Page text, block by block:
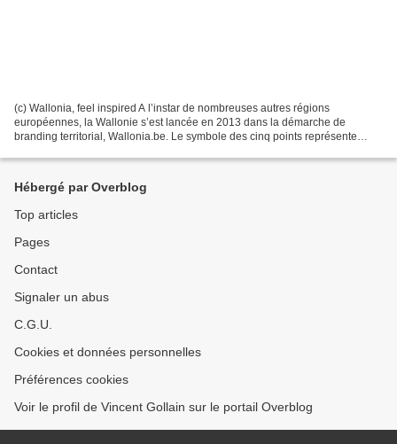
(c) Wallonia, feel inspired A l’instar de nombreuses autres régions
européennes, la Wallonie s’est lancée en 2013 dans la démarche de
branding territorial, Wallonia.be. Le symbole des cinq points représente
Hébergé par Overblog
Top articles
Pages
Contact
Signaler un abus
C.G.U.
Cookies et données personnelles
Préférences cookies
Voir le profil de Vincent Gollain sur le portail Overblog